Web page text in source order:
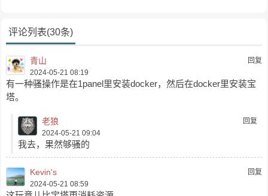
评论列表(30条)
回复
青山
2024-05-21 08:19
有一种骚操作是在1panel里安装docker，然后在docker里安装宝
塔。
回复
老狼
2024-05-21 09:04
我去，果然够骚的
回复
Kevin's
2024-05-21 08:59